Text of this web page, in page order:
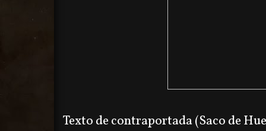
Texto de contraportada (Saco de